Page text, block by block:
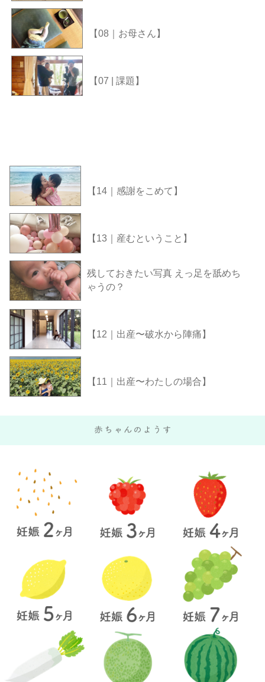
【08｜お母さん】
【07 | 課題】
【14｜感謝をこめて】
【13｜産むということ】
残しておきたい写真 えっ足を舐めち
ゃうの？
【12｜出産〜破水から陣痛】
【11｜出産〜わたしの場合】